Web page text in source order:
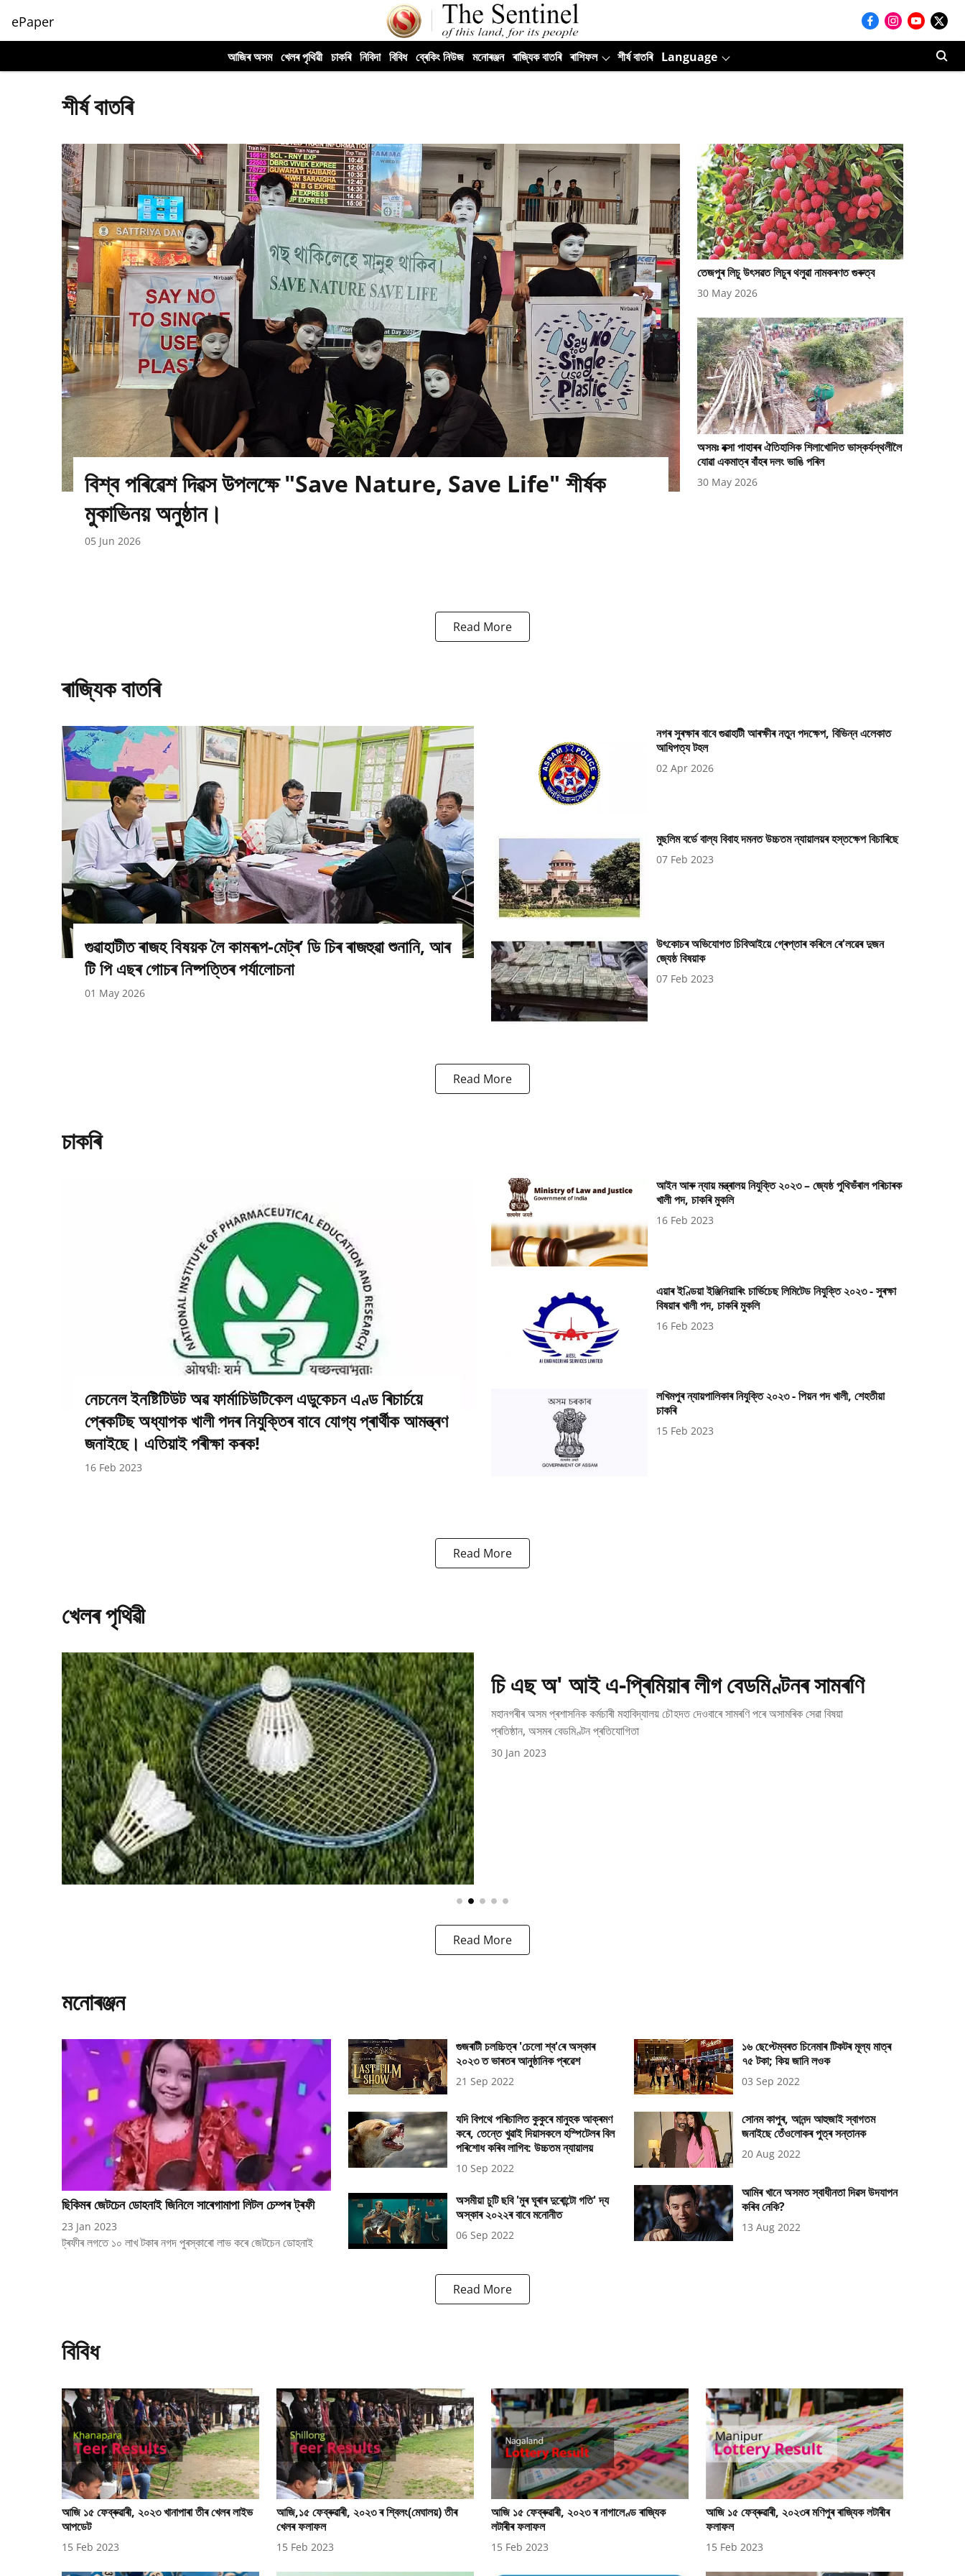
ePaper
আজিৰ অসম খেলৰ পৃথিৱী চাকৰি নিবিদা বিবিধ ব্ৰেকিং নিউজ মনোৰঞ্জন ৰাজ্যিক বাতৰি ৰাশিফল শীৰ্ষ বাতৰি Language
শীৰ্ষ বাতৰি
বিশ্ব পৰিৱেশ দিৱস উপলক্ষে "Save Nature, Save Life" শীৰ্ষক
মুকাভিনয় অনুষ্ঠান।
05 Jun 2026
তেজপুৰ লিচু উৎসৱত লিচুৰ থলুৱা নামকৰণত গুৰুত্ব
30 May 2026
অসমঃ বক্সা পাহাৰৰ ঐতিহাসিক শিলাখোদিত ভাস্কৰ্যস্থলীলৈ
যোৱা একমাত্ৰ বাঁহৰ দলং ভাঙি পৰিল
30 May 2026
Read More
ৰাজ্যিক বাতৰি
গুৱাহাটীত ৰাজহ বিষয়ক লৈ কামৰূপ-মেট্ৰ’ ডি চিৰ ৰাজহুৱা শুনানি, আৰ
টি পি এছৰ গোচৰ নিষ্পত্তিৰ পৰ্যালোচনা
01 May 2026
নগৰ সুৰক্ষাৰ বাবে গুৱাহাটী আৰক্ষীৰ নতুন পদক্ষেপ, বিভিন্ন এলেকাত
আধিপত্য টহল
02 Apr 2026
মুছলিম বৰ্ডে বাল্য বিবাহ দমনত উচ্চতম ন্যায়ালয়ৰ হস্তক্ষেপ বিচাৰিছে
07 Feb 2023
উৎকোচৰ অভিযোগত চিবিআইয়ে গ্ৰেপ্তাৰ কৰিলে ৰে'লৱেৰ দুজন
জ্যেষ্ঠ বিষয়াক
07 Feb 2023
Read More
চাকৰি
নেচনেল ইনষ্টিটিউট অৱ ফাৰ্মাচিউটিকেল এডুকেচন এণ্ড ৰিচাৰ্চয়ে
প্ৰেকটিছ অধ্যাপক খালী পদৰ নিযুক্তিৰ বাবে যোগ্য প্ৰাৰ্থীক আমন্ত্ৰণ
জনাইছে। এতিয়াই পৰীক্ষা কৰক!
16 Feb 2023
আইন আৰু ন্যায় মন্ত্ৰালয় নিযুক্তি ২০২৩ – জ্যেষ্ঠ পুথিভঁৰাল পৰিচাৰক
খালী পদ, চাকৰি মুকলি
16 Feb 2023
এয়াৰ ইণ্ডিয়া ইঞ্জিনিয়াৰিং চাৰ্ভিচেছ লিমিটেড নিযুক্তি ২০২৩ - সুৰক্ষা
বিষয়াৰ খালী পদ, চাকৰি মুকলি
16 Feb 2023
লখিমপুৰ ন্যায়পালিকাৰ নিযুক্তি ২০২৩ - পিয়ন পদ খালী, শেহতীয়া
চাকৰি
15 Feb 2023
Read More
খেলৰ পৃথিৱী
চি এছ অ' আই এ-প্ৰিমিয়াৰ লীগ বেডমিণ্টনৰ সামৰণি
মহানগৰীৰ অসম প্ৰশাসনিক কৰ্মচাৰী মহাবিদ্যালয় চৌহদত দেওবাৰে সামৰণি পৰে অসামৰিক সেৱা বিষয়া
প্ৰতিষ্ঠান, অসমৰ বেডমিণ্টন প্ৰতিযোগিতা
30 Jan 2023
Read More
মনোৰঞ্জন
ছিকিমৰ জেটচেন ডোহনাই জিনিলে সাৰেগামাপা লিটল চেম্পৰ ট্ৰফী
23 Jan 2023
ট্ৰফীৰ লগতে ১০ লাখ টকাৰ নগদ পুৰস্কাৰো লাভ কৰে জেটচেন ডোহনাই
গুজৰাটী চলচ্চিত্ৰ 'চেলো শ্ব'ৰে অস্কাৰ
২০২৩ ত ভাৰতৰ আনুষ্ঠানিক প্ৰৱেশ
21 Sep 2022
যদি বিপথে পৰিচালিত কুকুৰে মানুহক আক্ৰমণ
কৰে, তেন্তে খুৱাই দিয়াসকলে হস্পিটেলৰ বিল
পৰিশোধ কৰিব লাগিব: উচ্চতম ন্যায়ালয়
10 Sep 2022
অসমীয়া চুটি ছবি 'মুৰ ঘূৰাৰ দুৰোন্টো গতি' দ্য
অস্কাৰ ২০২২ৰ বাবে মনোনীত
06 Sep 2022
১৬ ছেপ্টেম্বৰত চিনেমাৰ টিকটৰ মূল্য মাত্ৰ
৭৫ টকা; কিয় জানি লওক
03 Sep 2022
সোনম কাপুৰ, আনন্দ আহুজাই স্বাগতম
জনাইছে তেঁওলোকৰ পুত্ৰ সন্তানক
20 Aug 2022
আমিৰ খানে অসমত স্বাধীনতা দিৱস উদযাপন
কৰিব নেকি?
13 Aug 2022
Read More
বিবিধ
আজি ১৫ ফেব্ৰুৱাৰী, ২০২৩ খানাপাৰা তীৰ খেলৰ লাইভ
আপডেট
15 Feb 2023
আজি,১৫ ফেব্ৰুৱাৰী, ২০২৩ ৰ শ্বিলং(মেঘালয়) তীৰ
খেলৰ ফলাফল
15 Feb 2023
আজি ১৫ ফেব্ৰুৱাৰী, ২০২৩ ৰ নাগালেণ্ড ৰাজ্যিক
লটাৰীৰ ফলাফল
15 Feb 2023
আজি ১৫ ফেব্ৰুৱাৰী, ২০২৩ৰ মণিপুৰ ৰাজ্যিক লটাৰীৰ
ফলাফল
15 Feb 2023